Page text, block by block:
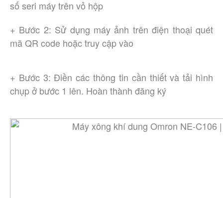
số seri máy trên vỏ hộp
+ Bước 2: Sử dụng máy ảnh trên điện thoại quét
mã QR code hoặc truy cập vào
+ Bước 3: Điền các thông tin cần thiết và tải hình
chụp ở bước 1 lên. Hoàn thành đăng ký